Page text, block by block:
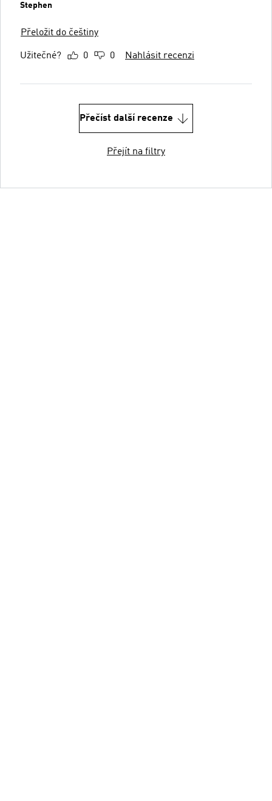
Stephen
Přeložit do češtiny
Užitečné? 0 0 Nahlásit recenzi
Přečíst další recenze
Přejít na filtry